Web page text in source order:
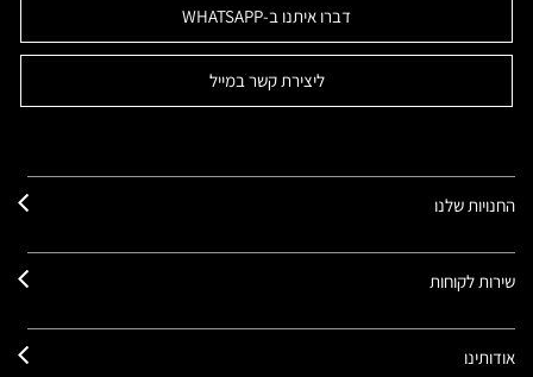
דברו איתנו ב-WHATSAPP
ליצירת קשר במייל
החנויות שלנו
שירות לקוחות
אודותינו